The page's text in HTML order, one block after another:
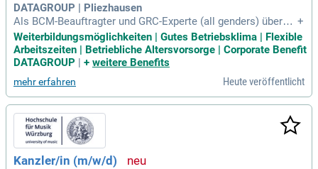
DATAGROUP | Pliezhausen
Als BCM-Beauftragter und GRC-Experte (all genders) überne
hmen Sie eine zentrale Rolle im Unternehmen. Sie entwickel
n und pflegen das BCM-Rahmenwerk und leiten das konzern
weite BCM-Board. Ihre Aufgaben beinhalten die Definition vo
wertung von BIAs gemeinsam mit lokalen Koordinatoren. N
otfallübungen planen und durchführen Sie eigenverantwortli
ch. In Krisensituationen führen Sie den Krisenstab und beric
hten direkt an den Vorstand oder CEO. Zudem sind Sie vera
ntwortlich für die Weiterentwicklung des integrierten GRC-A
nsatzes, wobei Sie regulatorische Anforderungen in effektiv
e Prozesse umsetzen.
+
Weiterbildungsmöglichkeiten | Gutes Betriebsklima | Flexible
Arbeitszeiten | Betriebliche Altersvorsorge | Corporate Benefit
DATAGROUP | + weitere Benefits
mehr erfahren Heute veröffentlicht
Kanzler/in (m/w/d)